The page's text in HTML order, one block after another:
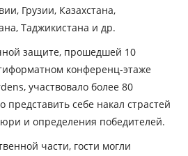
Грузии, Казахстана,
Таджикистана и др.
защите, прошедшей 10
конференц-этаже
участвовало более 80
себе накал страстей
и определения победителей.
части, гости могли